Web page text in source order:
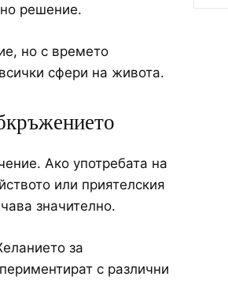
решение.
но с времето
сфери на живота.
Ако употребата на
или приятелския
значително.
за
с различни